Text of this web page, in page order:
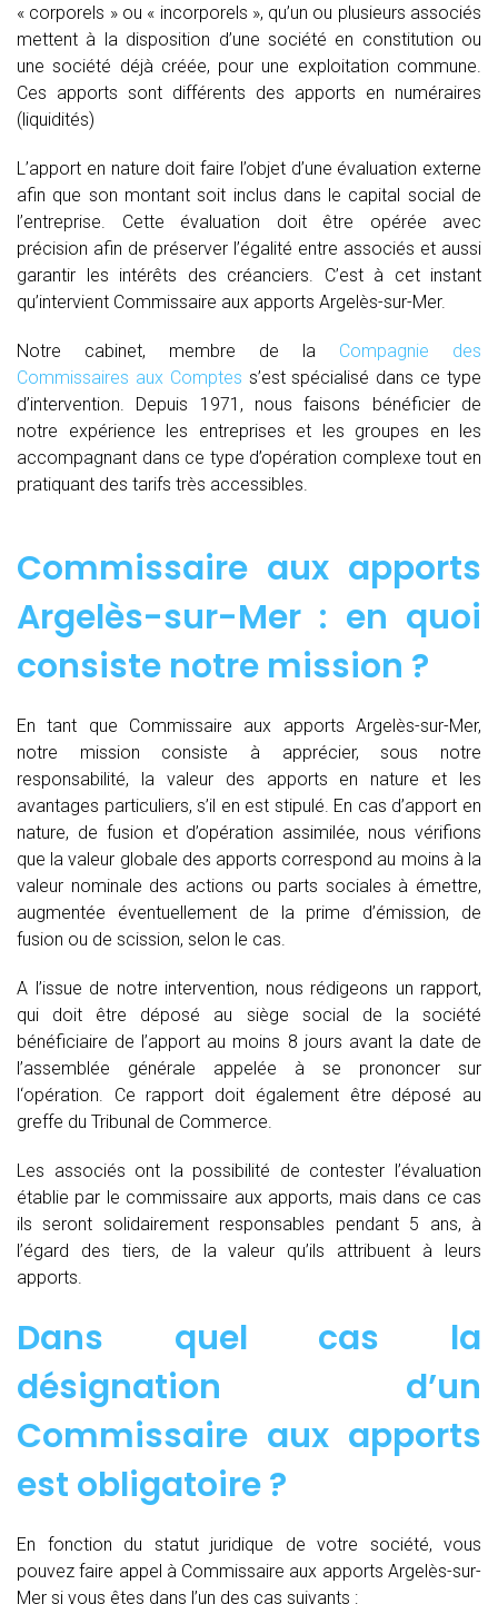
« corporels » ou « incorporels », qu’un ou plusieurs associés
mettent à la disposition d’une société en constitution ou
une société déjà créée, pour une exploitation commune.
Ces apports sont différents des apports en numéraires
(liquidités)
L’apport en nature doit faire l’objet d’une évaluation externe
afin que son montant soit inclus dans le capital social de
l’entreprise. Cette évaluation doit être opérée avec
précision afin de préserver l’égalité entre associés et aussi
garantir les intérêts des créanciers. C’est à cet instant
qu’intervient Commissaire aux apports Argelès-sur-Mer.
Notre cabinet, membre de la Compagnie des
Commissaires aux Comptes s’est spécialisé dans ce type
d’intervention. Depuis 1971, nous faisons bénéficier de
notre expérience les entreprises et les groupes en les
accompagnant dans ce type d’opération complexe tout en
pratiquant des tarifs très accessibles.
Commissaire aux apports
Argelès-sur-Mer : en quoi
consiste notre mission ?
En tant que Commissaire aux apports Argelès-sur-Mer,
notre mission consiste à apprécier, sous notre
responsabilité, la valeur des apports en nature et les
avantages particuliers, s’il en est stipulé. En cas d’apport en
nature, de fusion et d’opération assimilée, nous vérifions
que la valeur globale des apports correspond au moins à la
valeur nominale des actions ou parts sociales à émettre,
augmentée éventuellement de la prime d’émission, de
fusion ou de scission, selon le cas.
A l’issue de notre intervention, nous rédigeons un rapport,
qui doit être déposé au siège social de la société
bénéficiaire de l’apport au moins 8 jours avant la date de
l’assemblée générale appelée à se prononcer sur
l‘opération. Ce rapport doit également être déposé au
greffe du Tribunal de Commerce.
Les associés ont la possibilité de contester l’évaluation
établie par le commissaire aux apports, mais dans ce cas
ils seront solidairement responsables pendant 5 ans, à
l’égard des tiers, de la valeur qu’ils attribuent à leurs
apports.
Dans quel cas la
désignation d’un
Commissaire aux apports
est obligatoire ?
En fonction du statut juridique de votre société, vous
pouvez faire appel à Commissaire aux apports Argelès-sur-
Mer si vous êtes dans l’un des cas suivants :